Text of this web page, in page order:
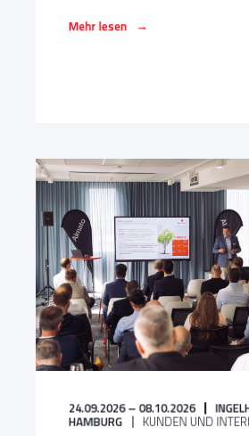
Mehr lesen →
24.09.2026 – 08.10.2026
HAMBURG KUNDEN UND